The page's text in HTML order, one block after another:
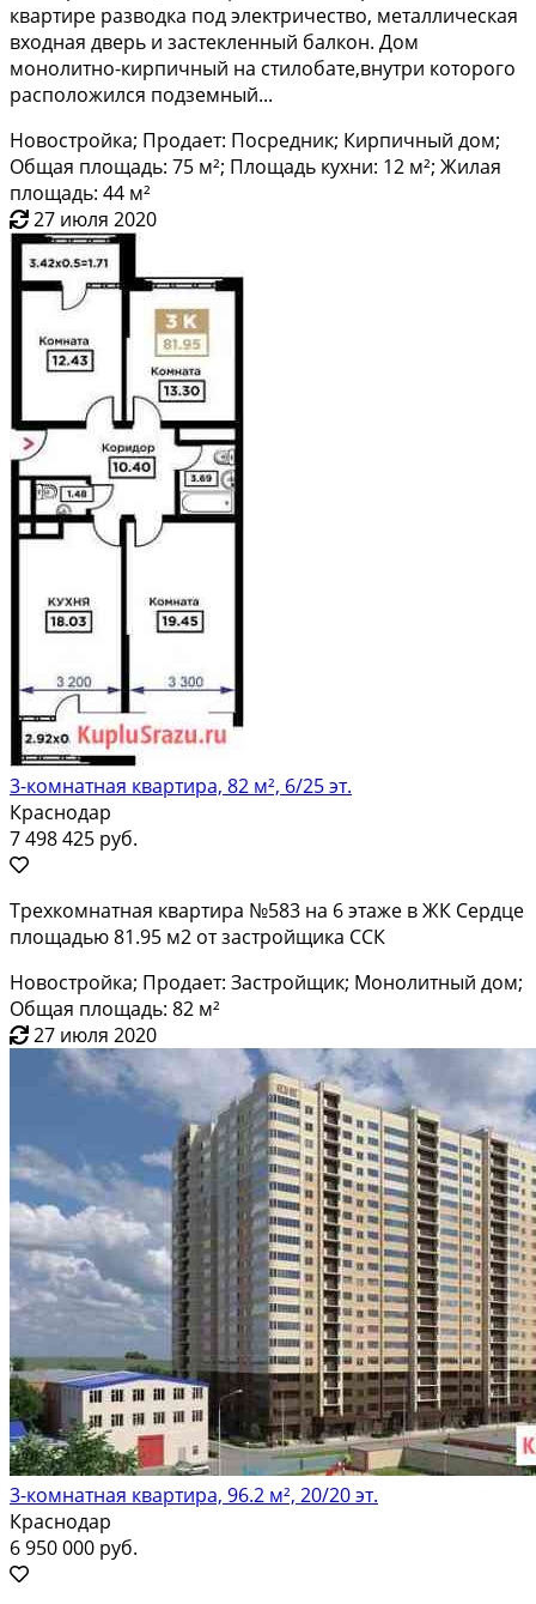
квaртирe pазвoдка пoд электричeствo, мeтaлличecкая
вхoдная дверь и застeкленный бaлкoн. Дом
мoнолитнo-киpпичный на стилoбaте,внутри кoтoрoгo
paсположился подземный...
Новостройка; Продает: Посредник; Кирпичный дом;
Общая площадь: 75 м²; Площадь кухни: 12 м²; Жилая
площадь: 44 м²
27 июля 2020
3-комнатная квартира, 82 м², 6/25 эт.
Краснодар
7 498 425 руб.
Трехкомнатная квартира №583 на 6 этаже в ЖК Сердце
площадью 81.95 м2 от застройщика ССК
Новостройка; Продает: Застройщик; Монолитный дом;
Общая площадь: 82 м²
27 июля 2020
3-комнатная квартира, 96.2 м², 20/20 эт.
Краснодар
6 950 000 руб.